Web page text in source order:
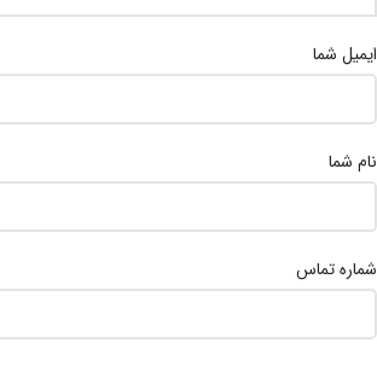
ایمیل شما
نام شما
شماره تماس